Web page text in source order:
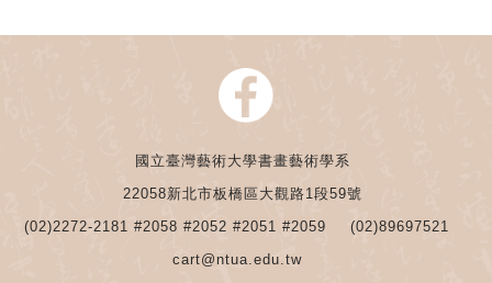
國立臺灣藝術大學書畫藝術學系
22058新北市板橋區大觀路1段59號
(02)2272-2181 #2058 #2052 #2051 #2059 (02)89697521
cart@ntua.edu.tw